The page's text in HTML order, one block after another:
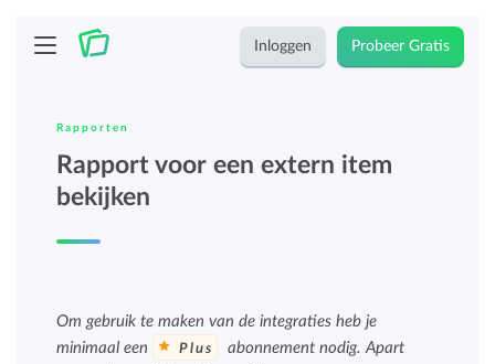
Inloggen Probeer Gratis
Rapporten
Rapport voor een extern item
bekijken
Om gebruik te maken van de integraties heb je
minimaal een
Plus
abonnement nodig. Apart